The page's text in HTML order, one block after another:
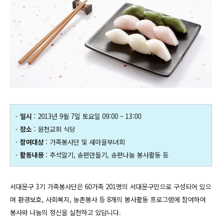
- 일시 : 2013년 9월 7일 토요일 09:00 ~ 13:00
- 장소 : 원천교회 식당
- 참여대상: 가족봉사단 및 새마을부녀회
- 활동내용: 추석알기, 송편만들기, 송편나눔 봉사활동 등
서대문구 3기 가족봉사단은 60가족 201명의 서대문구민으로 구성되어 있으
며 환경보호, 사회복지, 농촌봉사 등 8개의 봉사활동 프로그램에 참여하여
봉사와 나눔의 정신을 실천하고 있답니다.